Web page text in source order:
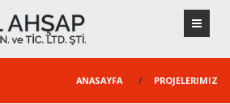
ANASAYFA / PROJELERIMIZ